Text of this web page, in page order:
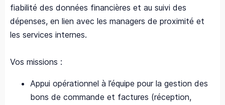
fiabilité des données financières et au suivi des
dépenses, en lien avec les managers de proximité et
les services internes.
Vos missions :
Appui opérationnel à l’équipe pour la gestion des
bons de commande et factures (réception,